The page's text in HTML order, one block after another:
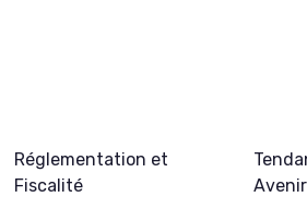
Réglementation et
Fiscalité
Avenir